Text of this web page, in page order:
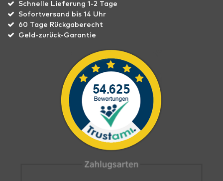
Schnelle Lieferung 1-2 Tage
Sofortversand bis 14 Uhr
60 Tage Rückgaberecht
Geld-zurück-Garantie